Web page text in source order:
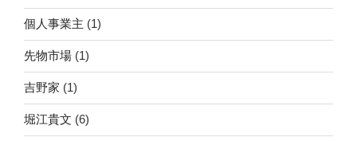
個人事業主 (1)
先物市場 (1)
吉野家 (1)
堀江貴文 (6)